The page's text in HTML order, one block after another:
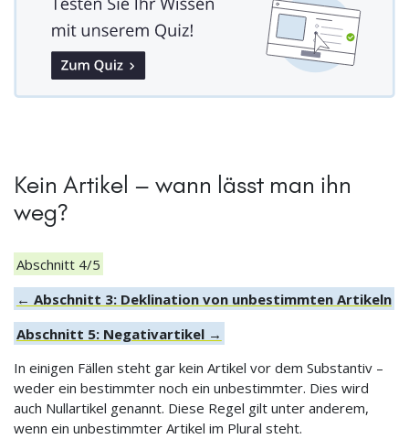
Kein Artikel – wann lässt man ihn
weg?
Abschnitt 4/5
← Abschnitt 3: Deklination von unbestimmten Artikeln
Abschnitt 5: Negativartikel →
In einigen Fällen steht gar kein Artikel vor dem Substantiv –
weder ein bestimmter noch ein unbestimmter. Dies wird
auch Nullartikel genannt. Diese Regel gilt unter anderem,
wenn ein unbestimmter Artikel im Plural steht.